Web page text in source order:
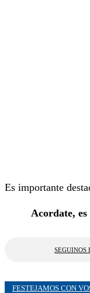
Es importante
Acordate,
SEGUINOS
FESTEJAMOS CON